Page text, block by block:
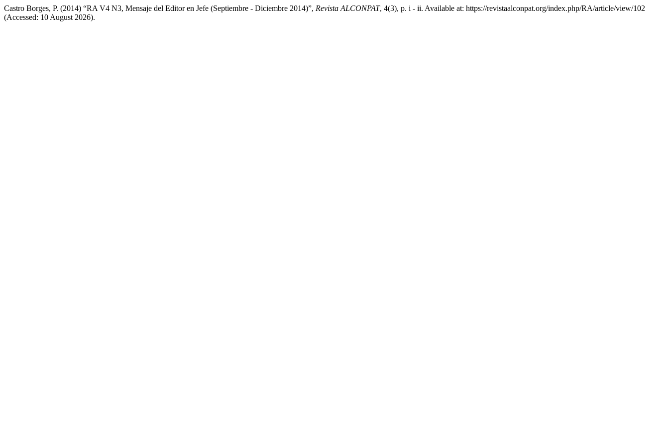
Castro Borges, P. (2014) “RA V4 N3, Mensaje del Editor en Jefe (Septiembre - Diciembre 2014)”, Revista ALCONPAT, 4(3), p. i - ii. Available at: https://revistaalconpat.org/index.php/RA/article/view/102
(Accessed: 10 August 2026).